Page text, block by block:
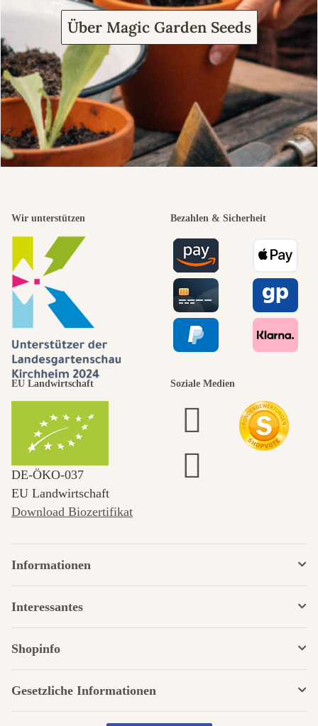
Über Magic Garden Seeds
Wir unterstützen Bezahlen & Sicherheit
EU Landwirtschaft
DE‑ÖKO‑037
EU Landwirtschaft
Download Biozertifikat
Soziale Medien
Informationen
Interessantes
Shopinfo
Gesetzliche Informationen